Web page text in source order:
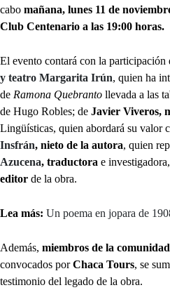
cabo mañana, lunes 11 de
Club Centenario a las 19:00 horas.
El evento contará con la participación
y teatro Margarita Irún, quien ha
de Ramona Quebranto llevada a las
de Hugo Robles; de Javier Viveros,
Lingüísticas, quien abordará su valor
Insfrán, nieto de la autora, quien
Azucena, traductora e
editor de la obra.
Lea más: Un poema en jopara de
Además, miembros de la
convocados porChaca Tours, se
testimonio del legado de la obra.